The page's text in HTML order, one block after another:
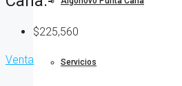
Servicios
$225,560
Venta